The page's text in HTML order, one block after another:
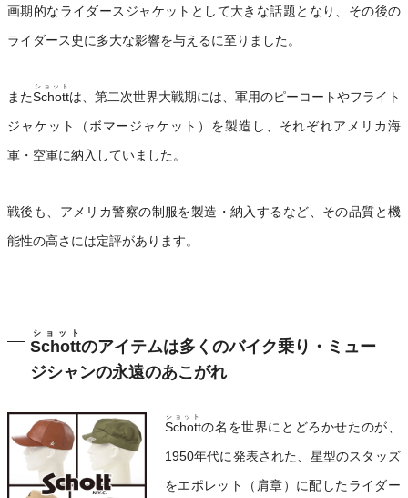
画期的なライダースジャケットとして大きな話題となり、その後の
ライダース史に多大な影響を与えるに至りました。
またSchott
ショット
は、第二次世界大戦期には、軍用のピーコートやフライト
ジャケット（ボマージャケット）を製造し、それぞれアメリカ海
軍・空軍に納入していました。
戦後も、アメリカ警察の制服を製造・納入するなど、その品質と機
能性の高さには定評があります。
Schott
ショット
のアイテムは多くのバイク乗り・ミュー
ジシャンの永遠のあこがれ
Schott
ショット
の名を世界にとどろかせたのが、
1950年代に発表された、星型のスタッズ
をエポレット（肩章）に配したライダー